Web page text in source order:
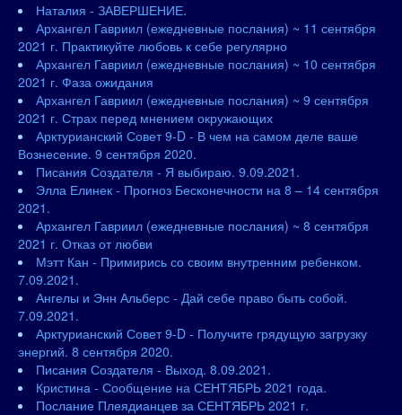
Наталия - ЗАВЕРШЕНИЕ.
Архангел Гавриил (ежедневные послания) ~ 11 сентября
2021 г. Практикуйте любовь к себе регулярно
Архангел Гавриил (ежедневные послания) ~ 10 сентября
2021 г. Фаза ожидания
Архангел Гавриил (ежедневные послания) ~ 9 сентября
2021 г. Страх перед мнением окружающих
Арктурианский Совет 9-D - В чем на самом деле ваше
Вознесение. 9 сентября 2020.
Писания Создателя - Я выбираю. 9.09.2021.
Элла Елинек - Прогноз Бесконечности на 8 – 14 сентября
2021.
Архангел Гавриил (ежедневные послания) ~ 8 сентября
2021 г. Отказ от любви
Мэтт Кан - Примирись со своим внутренним ребенком.
7.09.2021.
Ангелы и Энн Альберс - Дай себе право быть собой.
7.09.2021.
Арктурианский Совет 9-D - Получите грядущую загрузку
энергий. 8 сентября 2020.
Писания Создателя - Выход. 8.09.2021.
Кристина - Сообщение на СЕНТЯБРЬ 2021 года.
Послание Плеядианцев за СЕНТЯБРЬ 2021 г.